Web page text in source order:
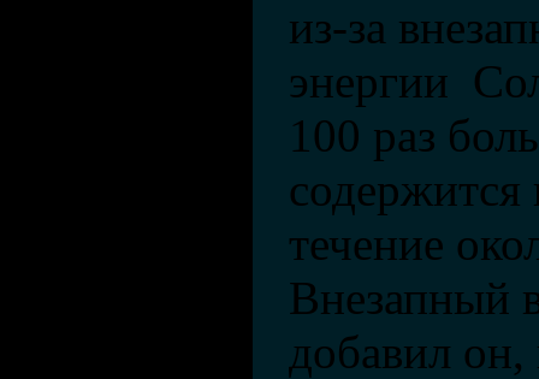
из-за
энергии
100 раз
содержится
течение
Внезапный
добавил